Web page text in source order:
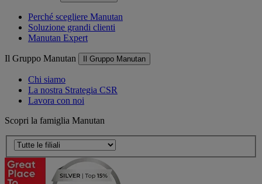
Perché scegliere Manutan
Soluzione grandi clienti
Manutan Expert
Il Gruppo Manutan Il Gruppo Manutan
Chi siamo
La nostra Strategia CSR
Lavora con noi
Scopri la famiglia Manutan